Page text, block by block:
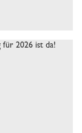
für 2026 ist da!